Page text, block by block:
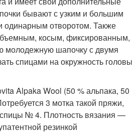
бывают с узким и большим
отворотом. Также
косым, фиксированным,
молодежную шапочку с двумя
спицами на окружность головы
Alpaka Wool (50 % альпака, 50
3 мотка такой пряжи,
№ 4. Плотность вязания —
резинкой